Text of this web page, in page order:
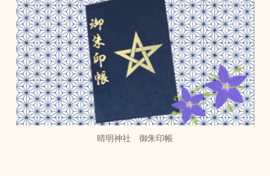
晴明神社 御朱印帳